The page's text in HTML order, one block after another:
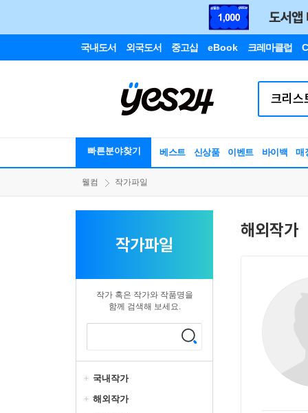
국내도서 외국도서 중고샵 eBook 크레마클럽
빠른분야찾기 베스트 신상품 이벤트 바이백 매
웰컴 작가파일
작가파일
작가 혹은 작가와 작품명을
함께 검색해 보세요.
국내작가
해외작가
해외작가